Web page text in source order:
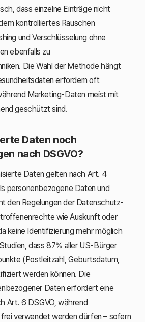
dass einzelne Einträge nicht
kontrolliertes Rauschen
und Verschlüsselung ohne
ebenfalls zu
Die Wahl der Methode hängt
erfordern oft
Marketing-Daten meist mit
geschützt sind.
Daten noch
nach DSGVO?
Daten gelten nach Art. 4
personenbezogene Daten und
den Regelungen der Datenschutz-
wie Auskunft oder
keine Identifizierung mehr möglich
dass 87% aller US-Bürger
(Postleitzahl, Geburtsdatum,
werden können. Die
Daten erfordert eine
Art. 6 DSGVO, während
verwendet werden dürfen – sofern